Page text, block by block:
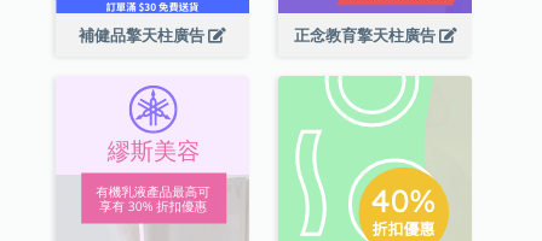
補健品擎天柱廣告 正念教育擎天柱廣告